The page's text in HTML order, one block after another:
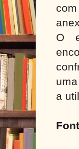
O
a